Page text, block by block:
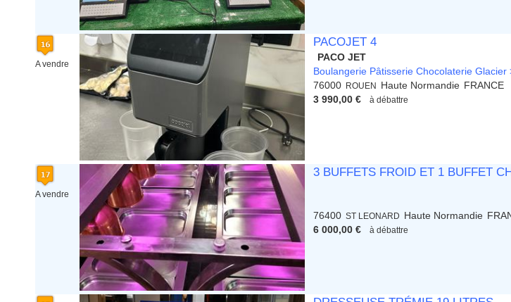
A vendre
PACOJET 4
PACO JET
Boulangerie Pâtisserie Chocolaterie Glacier
76000
ROUEN Haute Normandie FRANCE
3 990,00 €
à débattre
A vendre
3 BUFFETS FROID ET 1 BUFFET
76400 ST LEONARD Haute Normandie
6 000,00 €
à débattre